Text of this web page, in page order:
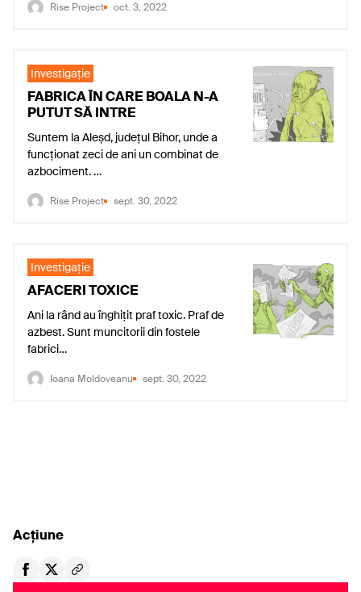
Rise Project oct. 3, 2022
Investigaţie
FABRICA ÎN CARE BOALA N-A
PUTUT SĂ INTRE
Suntem la Aleșd, județul Bihor, unde a
funcționat zeci de ani un combinat de
azbociment. …
Rise Project sept. 30, 2022
Investigaţie
AFACERI TOXICE
Ani la rând au înghițit praf toxic. Praf de
azbest. Sunt muncitorii din fostele
fabrici…
Ioana Moldoveanu sept. 30, 2022
Acțiune